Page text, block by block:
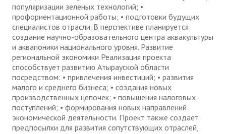
популяризации зеленых технологий; •
профориентационной работы; • подготовки будущих
специалистов отрасли. В перспективе планируется
создание научно-образовательного центра аквакультуры
и аквапоники национального уровня. Развитие
региональной экономики Реализация проекта
способствует развитию Атырауской области
посредством: • привлечения инвестиций; • развития
малого и среднего бизнеса; • создания новых
производственных цепочек; • повышения налоговых
поступлений; • формирования новых направлений
экономической деятельности. Проект также создает
предпосылки для развития сопутствующих отраслей,